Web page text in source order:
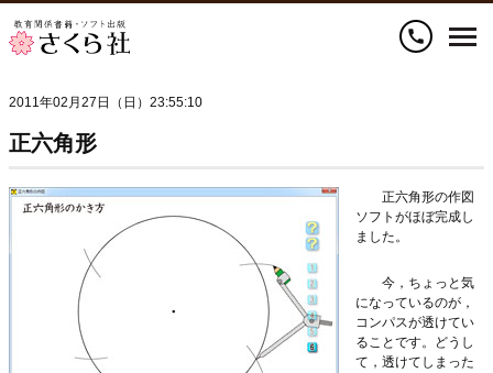
call
2011年02月27日（日）23:55:10
正六角形
正六角形の作図
ソフトがほぼ完成し
ました。
今，ちょっと気
になっているのが，
コンパスが透けてい
ることです。どうし
て，透けてしまった